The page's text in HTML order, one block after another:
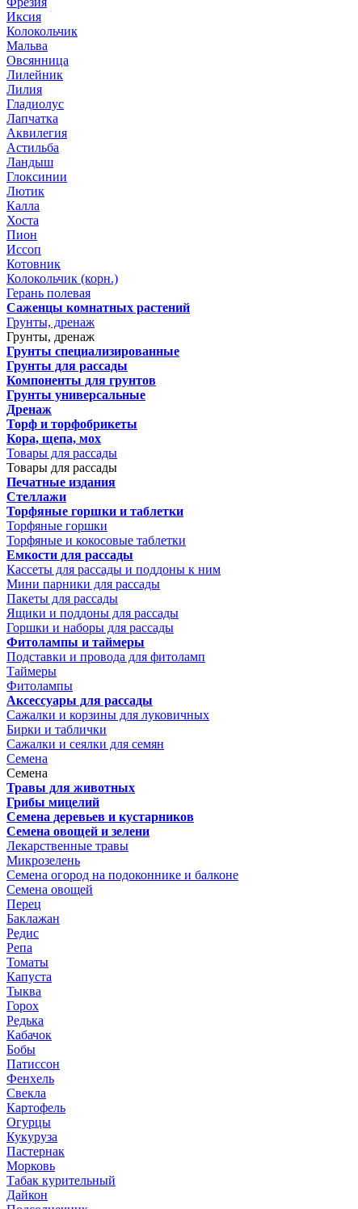
Иксия
Колокольчик
Мальва
Овсянница
Лилейник
Лилия
Гладиолус
Лапчатка
Аквилегия
Астильба
Ландыш
Глоксинии
Лютик
Калла
Хоста
Пион
Иссоп
Котовник
Колокольчик (корн.)
Герань полевая
Саженцы комнатных растений
Грунты, дренаж
Грунты, дренаж
Грунты специализированные
Грунты для рассады
Компоненты для грунтов
Грунты универсальные
Дренаж
Торф и торфобрикеты
Кора, щепа, мох
Товары для рассады
Товары для рассады
Печатные издания
Стеллажи
Торфяные горшки и таблетки
Торфяные горшки
Торфяные и кокосовые таблетки
Емкости для рассады
Кассеты для рассады и поддоны к ним
Мини парники для рассады
Пакеты для рассады
Ящики и поддоны для рассады
Горшки и наборы для рассады
Фитолампы и таймеры
Подставки и провода для фитоламп
Таймеры
Фитолампы
Аксессуары для рассады
Сажалки и корзины для луковичных
Бирки и таблички
Сажалки и сеялки для семян
Семена
Семена
Травы для животных
Грибы мицелий
Семена деревьев и кустарников
Семена овощей и зелени
Лекарственные травы
Микрозелень
Семена огород на подоконнике и балконе
Семена овощей
Перец
Баклажан
Редис
Репа
Томаты
Капуста
Тыква
Горох
Редька
Кабачок
Бобы
Патиссон
Фенхель
Свекла
Картофель
Огурцы
Кукуруза
Пастернак
Морковь
Табак курительный
Дайкон